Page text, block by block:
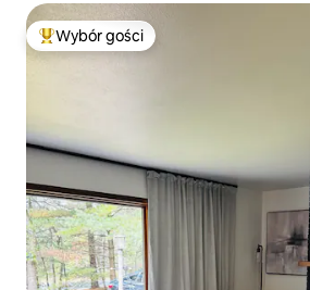
Najpopularniejsze z kategorii Wybór
Wybór gości